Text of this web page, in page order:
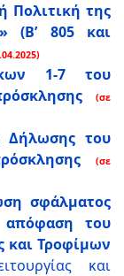
Πολιτική της
(Β’ 805 και
1-7 του
(σε
Δήλωσης του
(σε
σφάλματος
απόφαση του
και Τροφίμων
και